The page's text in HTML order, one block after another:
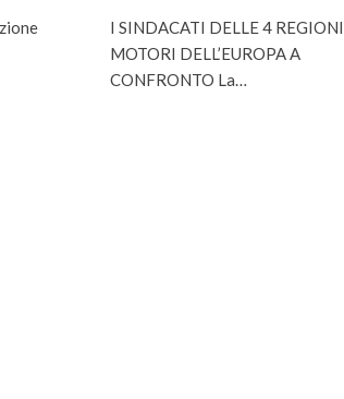
I SINDACATI DELLE 4 REGIONI
MOTORI DELL’EUROPA A
CONFRONTO La…